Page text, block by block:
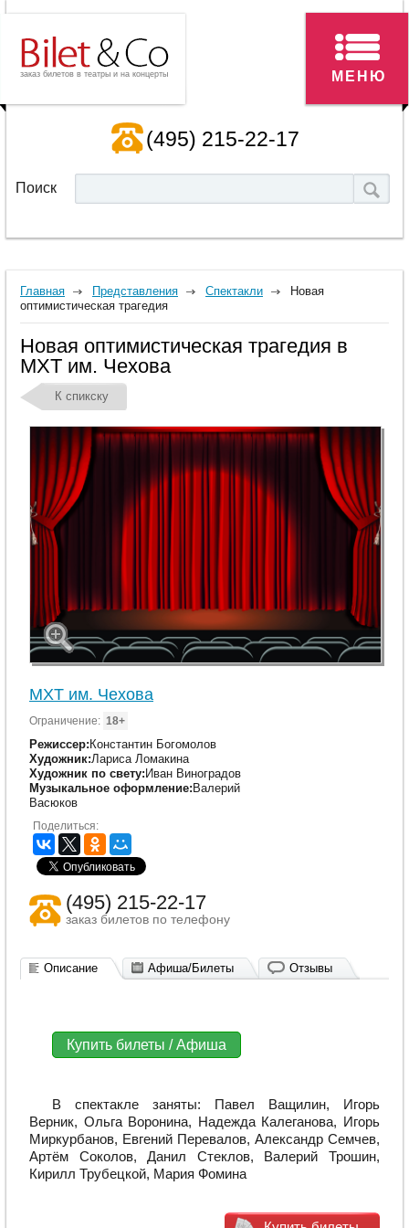
заказ билетов в театры и на концерты
(495) 215-22-17
Поиск
МЕНЮ
Главная Представления Спектакли
Новая
оптимистическая трагедия
Новая оптимистическая трагедия в
МХТ им. Чехова
К спикску
МХТ им. Чехова
Ограничение: 18+
Режиссер: Константин Богомолов
Художник:Лариса Ломакина
Художник по свету: Иван Виноградов
Музыкальное оформление: Валерий
Васюков
Поделиться:
(495) 215-22-17
заказ билетов по телефону
Описание Афиша/Билеты Отзывы
Купить билеты / Афиша
В спектакле заняты: Павел Ващилин, Игорь
Верник, Ольга Воронина, Надежда Калеганова, Игорь
Миркурбанов, Евгений Перевалов, Александр Семчев,
Артём Соколов, Данил Стеклов, Валерий Трошин,
Кирилл Трубецкой, Мария Фомина